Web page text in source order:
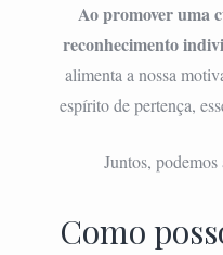
Ao promover uma
reconhecimento
alimenta a nossa
espírito de pertença,
Juntos,
Como